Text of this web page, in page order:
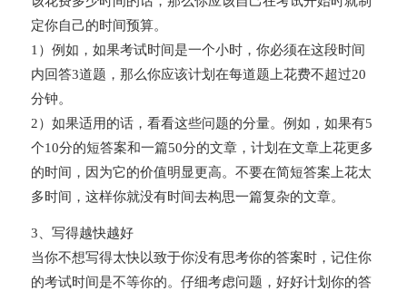
定你自己的时间预算。
1）例如，如果考试时间是一个小时，你必须在这段时间
内回答3道题，那么你应该计划在每道题上花费不超过20
分钟。
2）如果适用的话，看看这些问题的分量。例如，如果有5
个10分的短答案和一篇50分的文章，计划在文章上花更多
的时间，因为它的价值明显更高。不要在简短答案上花太
多时间，这样你就没有时间去构思一篇复杂的文章。
3、写得越快越好
当你不想写得太快以致于你没有思考你的答案时，记住你
的考试时间是不等你的。仔细考虑问题，好好计划你的答